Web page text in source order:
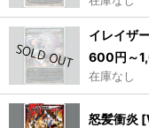
イレイザ
600円 ～
在庫なし
怒髪衝炎 [